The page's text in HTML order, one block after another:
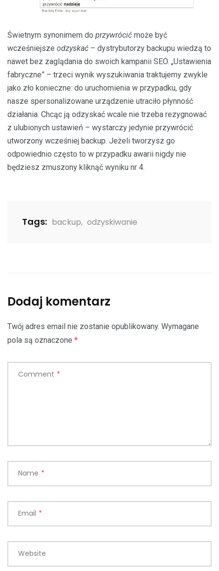
Świetnym synonimem do przywrócić może być
wcześniejsze odzyskać – dystrybutorzy backupu wiedzą to
nawet bez zaglądania do swoich kampanii SEO. „Ustawienia
fabryczne” – trzeci wynik wyszukiwania traktujemy zwykle
jako zło konieczne: do uruchomienia w przypadku, gdy
nasze spersonalizowane urządzenie utraciło płynność
działania. Chcąc ją odzyskać wcale nie trzeba rezygnować
z ulubionych ustawień – wystarczy jedynie przywrócić
utworzony wcześniej backup. Jeżeli tworzysz go
odpowiednio często to w przypadku awarii nigdy nie
będziesz zmuszony kliknąć wyniku nr 4.
Tags: backup, odzyskiwanie
Dodaj komentarz
Twój adres email nie zostanie opublikowany. Wymagane
pola są oznaczone *
Comment *
Name *
Email *
Website